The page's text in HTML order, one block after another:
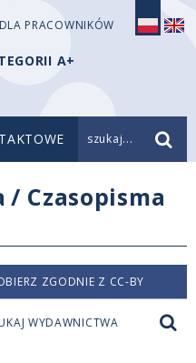
DLA PRACOWNIKÓW
A+
szukaj...
/ Czasopisma
ZGODNIE Z CC-BY
WYDAWNICTWA